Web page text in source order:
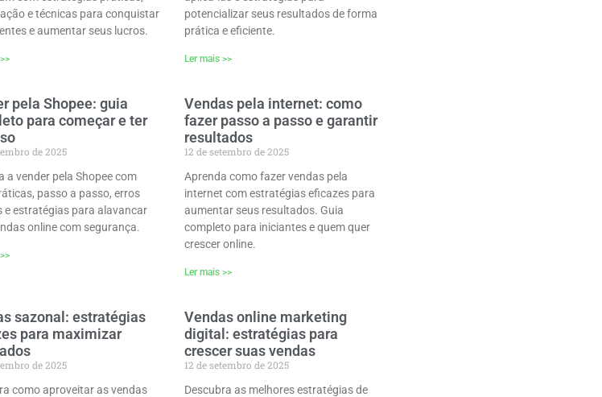
e técnicas para conquistar
e aumentar seus lucros.
potencializar seus resultados de forma
prática e eficiente.
Ler mais >>
pela Shopee: guia
para começar e ter
de 2025
a vender pela Shopee com
passo a passo, erros
e estratégias para alavancar
online com segurança.
Vendas pela internet: como
fazer passo a passo e garantir
resultados
12 de setembro de 2025
Aprenda como fazer vendas pela
internet com estratégias eficazes para
aumentar seus resultados. Guia
completo para iniciantes e quem quer
crescer online.
Ler mais >>
sazonal: estratégias
para maximizar
de 2025
como aproveitar as vendas
Vendas online marketing
digital: estratégias para
crescer suas vendas
12 de setembro de 2025
Descubra as melhores estratégias de